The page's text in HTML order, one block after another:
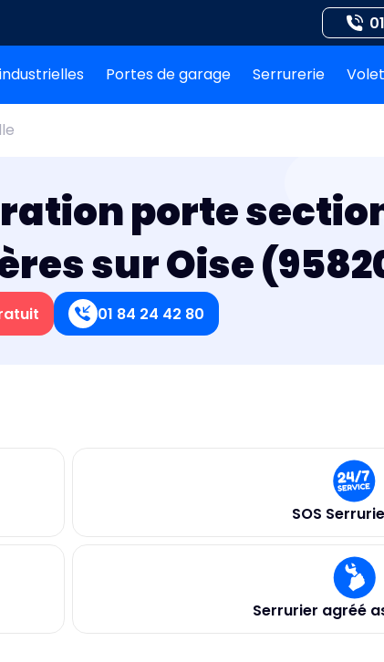
Portes de garage Serrurerie
porte
sur Oise
01 84 24 42 80
SOS
Serrurier agréé